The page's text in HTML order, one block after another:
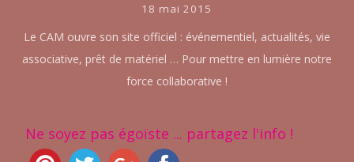
18 mai 2015
Le CAM ouvre son site officiel : événementiel, actualités, vie
associative, prêt de matériel … Pour mettre en lumière notre
force collaborative !
Ne soyez pas égoïste ... partagez l'info !